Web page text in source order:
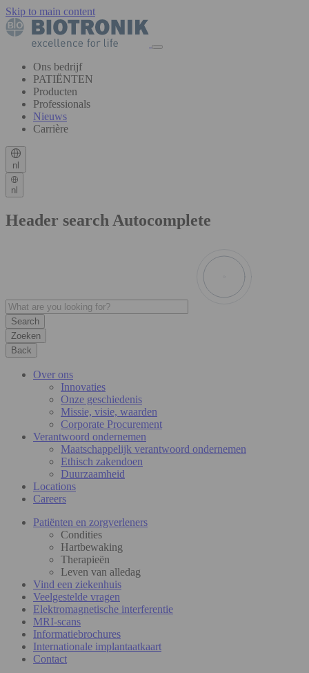
Skip to main content
Ons bedrijf
PATIËNTEN
Producten
Professionals
Nieuws
Carrière
nl
nl
Header search Autocomplete
Zoeken
Back
Over ons
Innovaties
Onze geschiedenis
Missie, visie, waarden
Corporate Procurement
Verantwoord ondernemen
Maatschappelijk verantwoord ondernemen
Ethisch zakendoen
Duurzaamheid
Locations
Careers
Patiënten en zorgverleners
Condities
Hartbewaking
Therapieën
Leven van alledag
Vind een ziekenhuis
Veelgestelde vragen
Elektromagnetische interferentie
MRI-scans
Informatiebrochures
Internationale implantaatkaart
Contact